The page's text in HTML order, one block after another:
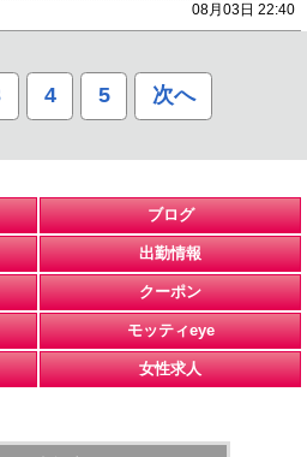
08月03日 22:40
4 5 次へ
ブログ
出勤情報
クーポン
モッティeye
女性求人